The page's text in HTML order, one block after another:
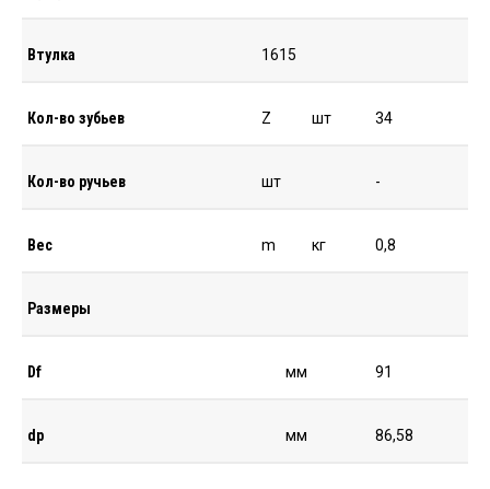
Втулка 1615
Кол-во зубьев Z шт 34
Кол-во ручьев шт -
Вес m кг 0,8
Размеры
Df мм 91
dp мм 86,58